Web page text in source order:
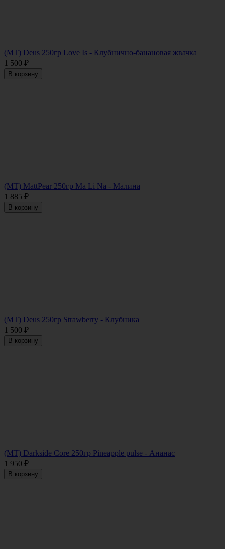
(МТ) Deus 250гр Love Is - Клубнично-банановая жвачка
1 500 ₽
В корзину
(MT) MattPear 250гр Ma Li Na - Малина
1 885 ₽
В корзину
(МТ) Deus 250гр Strawberry - Клубника
1 500 ₽
В корзину
(MT) Darkside Core 250гр Pineapple pulse - Ананас
1 950 ₽
В корзину